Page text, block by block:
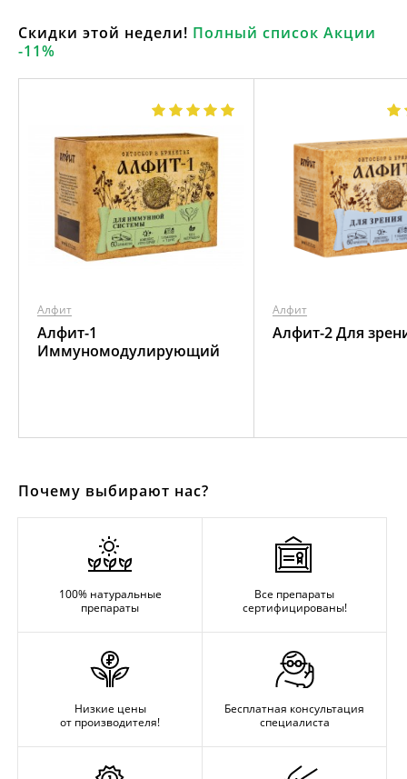
Скидки этой недели! Полный список Акции
-11%
Алфит
Алфит-1
Иммуномодулирующий
Алфит
Алфит-2 Для
Почему выбирают нас?
100% натуральные
препараты
Все препараты
сертифицированы!
Низкие цены
от производителя!
Бесплатная консультация
специалиста